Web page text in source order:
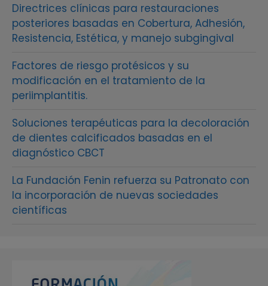
Directrices clínicas para restauraciones
posteriores basadas en Cobertura, Adhesión,
Resistencia, Estética, y manejo subgingival
Factores de riesgo protésicos y su
modificación en el tratamiento de la
periimplantitis.
Soluciones terapéuticas para la decoloración
de dientes calcificados basadas en el
diagnóstico CBCT
La Fundación Fenin refuerza su Patronato con
la incorporación de nuevas sociedades
científicas